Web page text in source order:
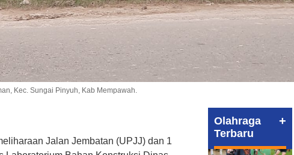
Kec. Sungai Pinyuh, Kab Mempawah.
Jalan Jembatan (UPJJ) dan 1
Olahraga
Terbaru
+